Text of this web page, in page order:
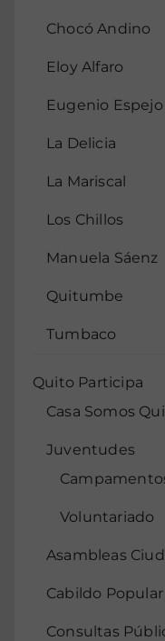
Chocó Andino
Eloy Alfaro
Eugenio Espejo
La Delicia
La Mariscal
Los Chillos
Manuela Sáenz
Quitumbe
Tumbaco
Quito Participa
Casa Somos
Juventudes
Voluntariado
Asambleas
Cabildo Popular
Consultas